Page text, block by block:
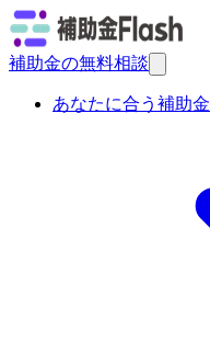
補助金の無料相談
あなたに合う補助金